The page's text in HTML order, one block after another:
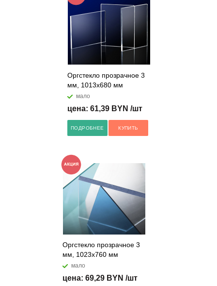
Оргстекло прозрачное 3
мм, 1013х680 мм
мало
цена: 61,39 BYN /шт
ПОДРОБНЕЕ КУПИТЬ
Оргстекло прозрачное 3
мм, 1023х760 мм
мало
цена: 69,29 BYN /шт